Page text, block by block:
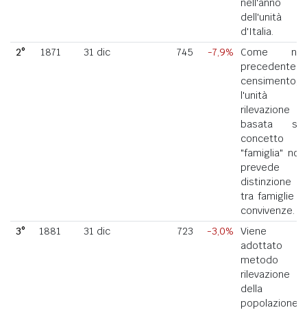
nell'anno
dell'unità
d'Italia.
2°
1871 31 dic 745 -7,9%
Come nel
precedente
censimento,
l'unità di
rilevazione
basata sul
concetto di
"famiglia" non
prevede la
distinzione
tra famiglie e
convivenze.
3°
1881 31 dic 723 -3,0%
Viene
adottato il
metodo di
rilevazione
della
popolazione